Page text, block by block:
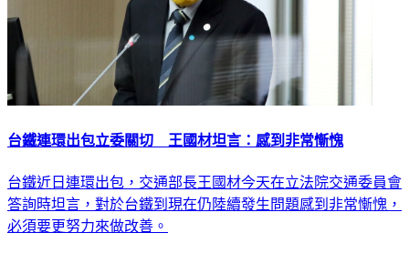
台鐵連環出包立委關切 王國材坦言：感到非常慚愧
台鐵近日連環出包，交通部長王國材今天在立法院交通委員會
答詢時坦言，對於台鐵到現在仍陸續發生問題感到非常慚愧，
必須要更努力來做改善。